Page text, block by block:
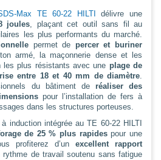
Max TE 60-22 HILTI
délivre une
joules, plaçant cet outil sans fil au
les plus performants du marché.
permet de percer et buriner
armé, la maçonnerie dense et les
les plus résistants avec une plage de
entre 18 et 40 mm de diamètre.
du bâtiment deréaliser des
pour l’installation de fers à
dans les structures porteuses.
induction intégrée au TE 60-22 HILTI
de 25 % plus rapidespour une
profiterez d’un excellent rapport
rythme de travail soutenu sans fatigue